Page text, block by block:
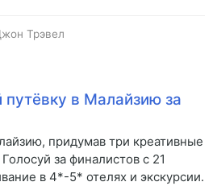
Трэвел
путёвку в Малайзию за
придумав три креативные
за финалистов с 21
в 4*-5* отелях и экскурсии.